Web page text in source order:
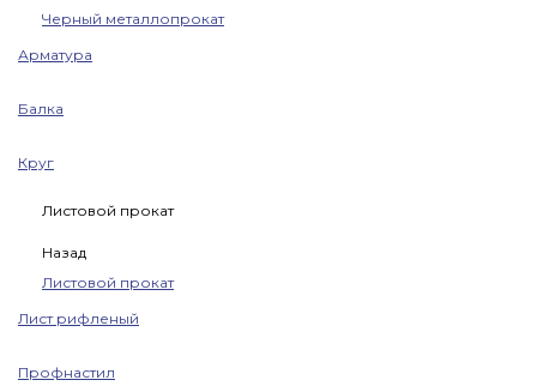
Черный металлопрокат
Арматура
Балка
Круг
Листовой прокат
Назад
Листовой прокат
Лист рифленый
Профнастил